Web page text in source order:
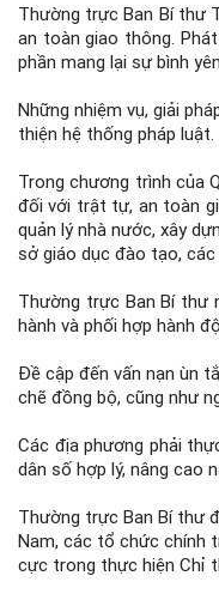
Thường trực Ban Bí thư
an toàn giao thông.
phần mang lại sự bình
Những nhiệm vụ, giải
thiện hệ thống pháp luật.
Trong chương trình của
đối với trật tự, an toàn
quản lý nhà nước, xây
sở giáo dục đào tạo,
Thường trực Ban Bí thư
hành và phối hợp hành
Đề cập đến vấn nạn ùn
chẽ đồng bộ, cũng như
Các địa phương phải
dân số hợp lý, nâng cao
Thường trực Ban Bí thư
Nam, các tổ chức chính
cực trong thực hiện Chỉ